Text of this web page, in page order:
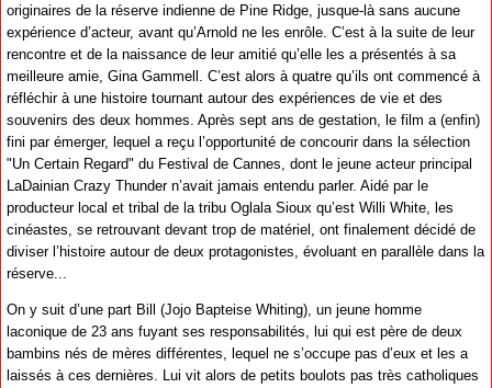
originaires de la réserve indienne de Pine Ridge, jusque-là sans aucune
expérience d’acteur, avant qu’Arnold ne les enrôle. C’est à la suite de leur
rencontre et de la naissance de leur amitié qu’elle les a présentés à sa
meilleure amie, Gina Gammell. C’est alors à quatre qu’ils ont commencé à
réfléchir à une histoire tournant autour des expériences de vie et des
souvenirs des deux hommes. Après sept ans de gestation, le film a (enfin)
fini par émerger, lequel a reçu l’opportunité de concourir dans la sélection
"Un Certain Regard" du Festival de Cannes, dont le jeune acteur principal
LaDainian Crazy Thunder n’avait jamais entendu parler. Aidé par le
producteur local et tribal de la tribu Oglala Sioux qu’est Willi White, les
cinéastes, se retrouvant devant trop de matériel, ont finalement décidé de
diviser l’histoire autour de deux protagonistes, évoluant en parallèle dans la
réserve...
On y suit d’une part Bill (Jojo Bapteise Whiting), un jeune homme
laconique de 23 ans fuyant ses responsabilités, lui qui est père de deux
bambins nés de mères différentes, lequel ne s’occupe pas d’eux et les a
laissés à ces dernières. Lui vit alors de petits boulots pas très catholiques